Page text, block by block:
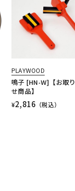
PLAYWOOD
鳴子 [HN-W]【お取
せ商品】
¥2,816 （税込）